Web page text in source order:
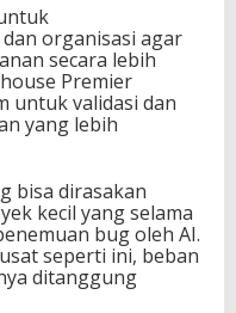
organisasi agar
secara lebih
Premier
untuk validasi dan
yang lebih
bisa dirasakan
kecil yang selama
bug oleh AI.
seperti ini, beban
ditanggung